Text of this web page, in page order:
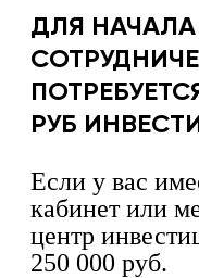
ДЛЯ НАЧАЛА
РУБ
Если у вас
кабинет или
центр
250 000 руб.